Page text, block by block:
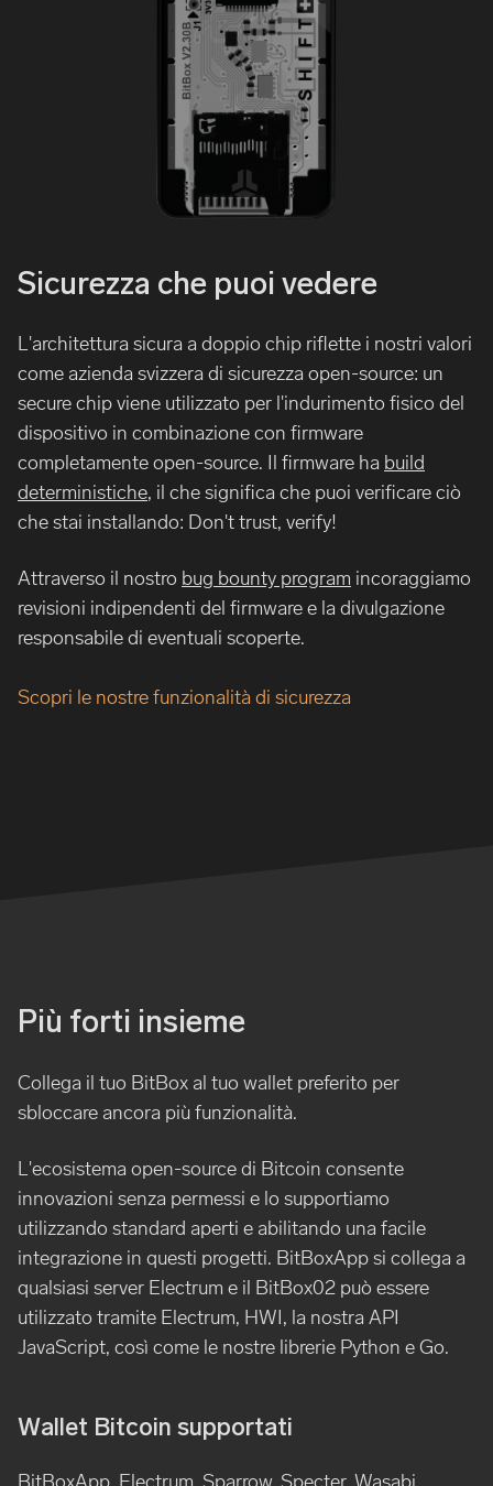
Sicurezza che puoi vedere
L'architettura sicura a doppio chip riflette i nostri valori
come azienda svizzera di sicurezza open-source: un
secure chip viene utilizzato per l'indurimento fisico del
dispositivo in combinazione con firmware
completamente open-source. Il firmware ha build
deterministiche, il che significa che puoi verificare ciò
che stai installando: Don't trust, verify!
Attraverso il nostro bug bounty program incoraggiamo
revisioni indipendenti del firmware e la divulgazione
responsabile di eventuali scoperte.
Scopri le nostre funzionalità di sicurezza
Più forti insieme
Collega il tuo BitBox al tuo wallet preferito per
sbloccare ancora più funzionalità.
L'ecosistema open-source di Bitcoin consente
innovazioni senza permessi e lo supportiamo
utilizzando standard aperti e abilitando una facile
integrazione in questi progetti. BitBoxApp si collega a
qualsiasi server Electrum e il BitBox02 può essere
utilizzato tramite Electrum, HWI, la nostra API
JavaScript, così come le nostre librerie Python e Go.
Wallet Bitcoin supportati